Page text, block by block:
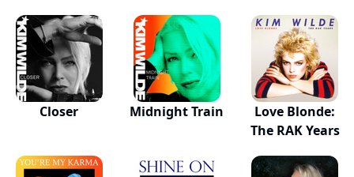
Closer Midnight Train
Love Blonde:
The RAK Years